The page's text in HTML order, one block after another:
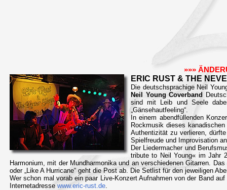
»»»
ERIC RUST & THE
Die deutschsprachige Neil
Neil Young Coverband
sind mit Leib und Seele
„Gänsehautfeeling“.
In einem abendfüllenden
Rockmusik dieses
Authentizität zu verlieren,
Spielfreude und Improvisation
Der Liedermacher und
tribute to Neil Young« im Jahr
Harmonium, mit der Mundharmonika und an verschiedenen Gitarren.
oder „Like A Hurricane“ geht die Post ab. Die Setlist für den jeweiligen
Wer schon mal vorab ein paar Live-Konzert Aufnahmen von der Band
Internetadresse www.eric-rust.de.